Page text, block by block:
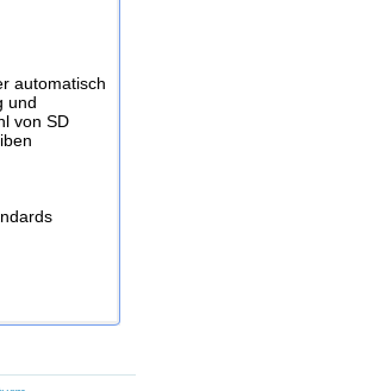
automatisch
und
von SD